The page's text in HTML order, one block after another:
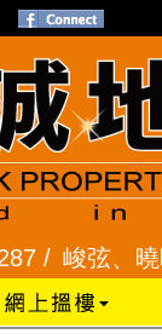
峻弦、曉暉花